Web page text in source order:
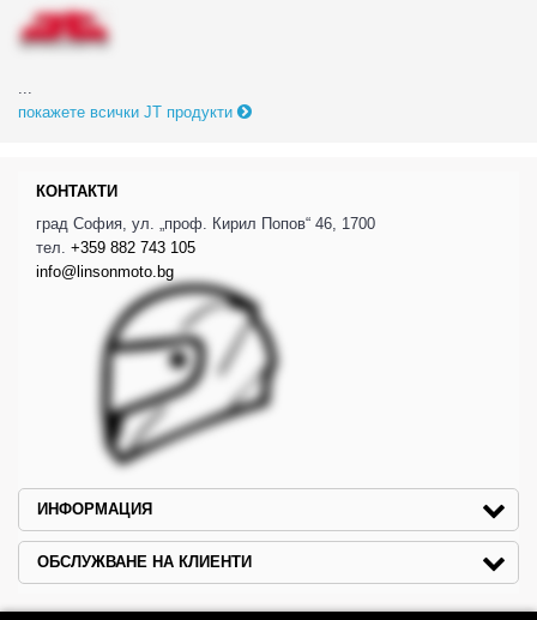
покажете всички JT продукти
КОНТАКТИ
град София, ул. „проф. Кирил Попов“ 46, 1700
тел. +359 882 743 105
info@linsonmoto.bg
ИНФОРМАЦИЯ
ОБСЛУЖВАНЕ НА КЛИЕНТИ